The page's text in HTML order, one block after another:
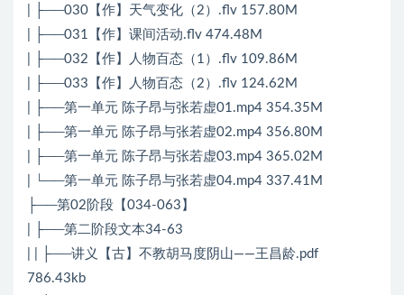
| ├──030【作】天气变化（2）.flv 157.80M
| ├──031【作】课间活动.flv 474.48M
| ├──032【作】人物百态（1）.flv 109.86M
| ├──033【作】人物百态（2）.flv 124.62M
| ├──第一单元 陈子昂与张若虚01.mp4 354.35M
| ├──第一单元 陈子昂与张若虚02.mp4 356.80M
| ├──第一单元 陈子昂与张若虚03.mp4 365.02M
| └──第一单元 陈子昂与张若虚04.mp4 337.41M
├──第02阶段【034-063】
| ├──第二阶段文本34-63
| | ├──讲义【古】不教胡马度阴山——王昌龄.pdf
786.43kb